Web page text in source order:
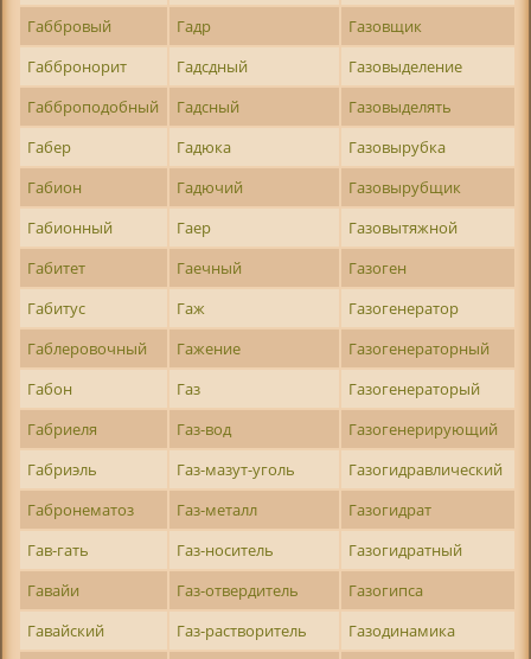
Габбровый
Гадр
Газовщик
Габбронорит
Гадсдный
Газовыделение
Габброподобный
Гадсный
Газовыделять
Габер
Гадюка
Газовырубка
Габион
Гадючий
Газовырубщик
Габионный
Гаер
Газовытяжной
Габитет
Гаечный
Газоген
Габитус
Гаж
Газогенератор
Габлеровочный
Гажение
Газогенераторный
Габон
Газ
Газогенераторый
Габриеля
Газ-вод
Газогенерирующий
Габриэль
Газ-мазут-уголь
Газогидравлический
Габронематоз
Газ-металл
Газогидрат
Гав-гать
Газ-носитель
Газогидратный
Гавайи
Газ-отвердитель
Газогипса
Гавайский
Газ-растворитель
Газодинамика